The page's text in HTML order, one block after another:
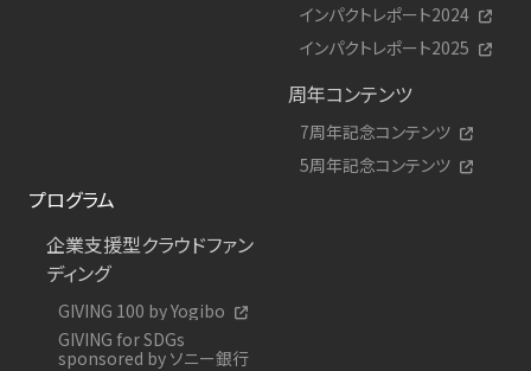
インパクトレポート2024
インパクトレポート2025
周年コンテンツ
7周年記念コンテンツ
5周年記念コンテンツ
プログラム
企業支援型クラウドファン
ディング
GIVING 100 by Yogibo
GIVING for SDGs
sponsored by ソニー銀行